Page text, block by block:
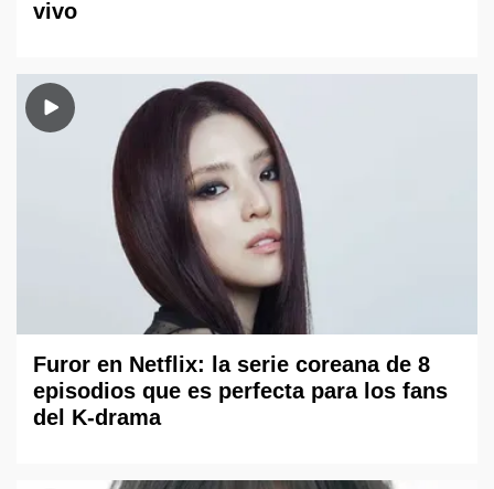
vivo
Furor en Netflix: la serie coreana de 8
episodios que es perfecta para los fans
del K-drama